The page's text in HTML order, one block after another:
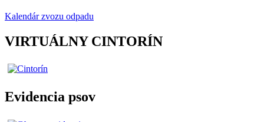
Kalendár zvozu odpadu
VIRTUÁLNY CINTORÍN
Evidencia psov